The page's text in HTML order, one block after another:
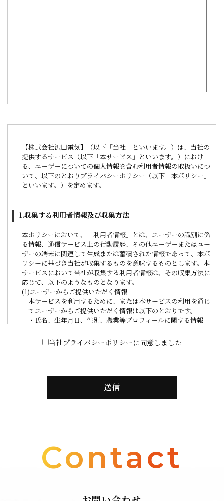
【株式会社沢田電気】（以下「当社」といいます。）は、当社の
提供するサービス（以下「本サービス」といいます。）におけ
る、ユーザーについての個人情報を含む利用者情報の取扱いにつ
いて、以下のとおりプライバシーポリシー（以下「本ポリシー」
といいます。）を定めます。
1.収集する利用者情報及び収集方法
本ポリシーにおいて、「利用者情報」とは、ユーザーの識別に係
る情報、通信サービス上の行動履歴、その他ユーザーまたはユー
ザーの端末に関連して生成または蓄積された情報であって、本ポ
リシーに基づき当社が収集するものを意味するものとします。本
サービスにおいて当社が収集する利用者情報は、その収集方法に
応じて、以下のようなものとなります。
(1)ユーザーからご提供いただく情報
本サービスを利用するために、または本サービスの利用を通じ
てユーザーからご提供いただく情報は以下のとおりです。
・氏名、生年月日、性別、職業等プロフィールに関する情報
・クレジットカード情報、銀行口座情報、電子マネー情報等決
済手段に関する情報
力または送信する情報
(2)ユーザーが本サービスの利用において、他のサービスと連携
・当該外部サービスでユーザーが利用するID
・その他当該外部サービスのプライバシー設定によりユーザー
が連携先に開示を認めた情報
当社プライバシーポリシーに同意しました
送信
Contact